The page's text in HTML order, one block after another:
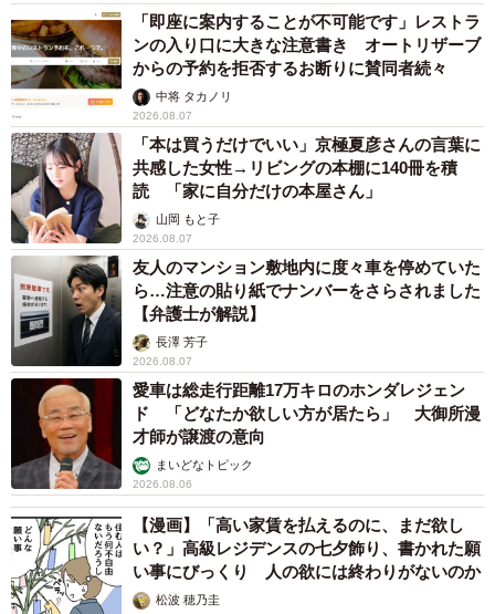
預かりボランティアのところにいる2匹（「ねこひげハウス」代表・石川
さん提供）
そして、残り3匹のうち雌猫と雄猫2匹が預かりボランティ
アさんのところへ、右目がチェリーアイ（※目頭にある第
三眼瞼が飛び出してしまう病気）の雌猫は施設で過ごして
いるといいます。
「引き取った猫たちは、預かりボランティアさんに協力を
「即座に案内することが不可能です」レストラ
ンの入り口に大きな注意書き オートリザーブ
からの予約を拒否するお断りに賛同者続々
中将 タカノリ
2026.08.07
「本は買うだけでいい」京極夏彦さんの言葉に
共感した女性→リビングの本棚に140冊を積
読 「家に自分だけの本屋さん」
山岡 もと子
2026.08.07
友人のマンション敷地内に度々車を停めていた
ら…注意の貼り紙でナンバーをさらされました
【弁護士が解説】
長澤 芳子
2026.08.07
愛車は総走行距離17万キロのホンダレジェン
ド 「どなたか欲しい方が居たら」 大御所漫
才師が譲渡の意向
まいどなトピック
2026.08.06
【漫画】「高い家賃を払えるのに、まだ欲し
い？」高級レジデンスの七夕飾り、書かれた願
い事にびっくり 人の欲には終わりがないのか
松波 穂乃圭